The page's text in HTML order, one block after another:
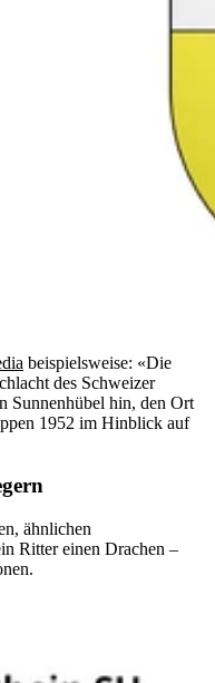
beispielsweise: «Die
des Schweizer
Sunnenhübel hin, den Ort
1952 im Hinblick auf
ähnlichen
Ritter einen Drachen –